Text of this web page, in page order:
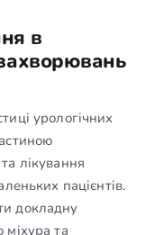
в
урологічних
лікування
пацієнтів.
докладну
міхура та